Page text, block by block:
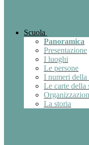
Scuola
Panoramica
Presentazione
I luoghi
Le persone
I numeri della
Le carte della
La storia